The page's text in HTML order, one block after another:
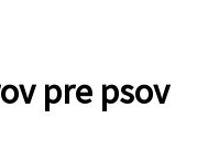
pre psov